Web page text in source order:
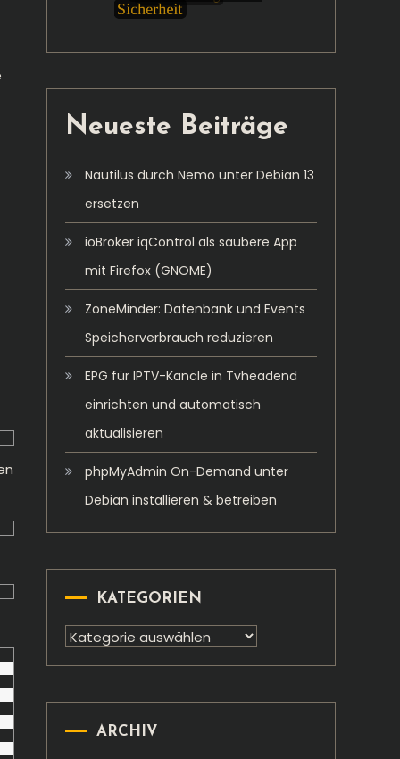
Neueste Beiträge
Nautilus durch Nemo unter Debian 13
ersetzen
ioBroker iqControl als saubere App
mit Firefox (GNOME)
ZoneMinder: Datenbank und Events
Speicherverbrauch reduzieren
EPG für IPTV-Kanäle in Tvheadend
einrichten und automatisch
aktualisieren
phpMyAdmin On-Demand unter
Debian installieren & betreiben
KATEGORIEN
Kategorien
ARCHIV